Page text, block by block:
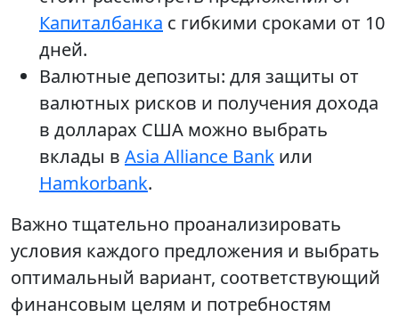
Капиталбанка с гибкими сроками от 10
дней.
Валютные депозиты: для защиты от
валютных рисков и получения дохода
в долларах США можно выбрать
вклады в Asia Alliance Bank или
Hamkorbank.
Важно тщательно проанализировать
условия каждого предложения и выбрать
оптимальный вариант, соответствующий
финансовым целям и потребностям